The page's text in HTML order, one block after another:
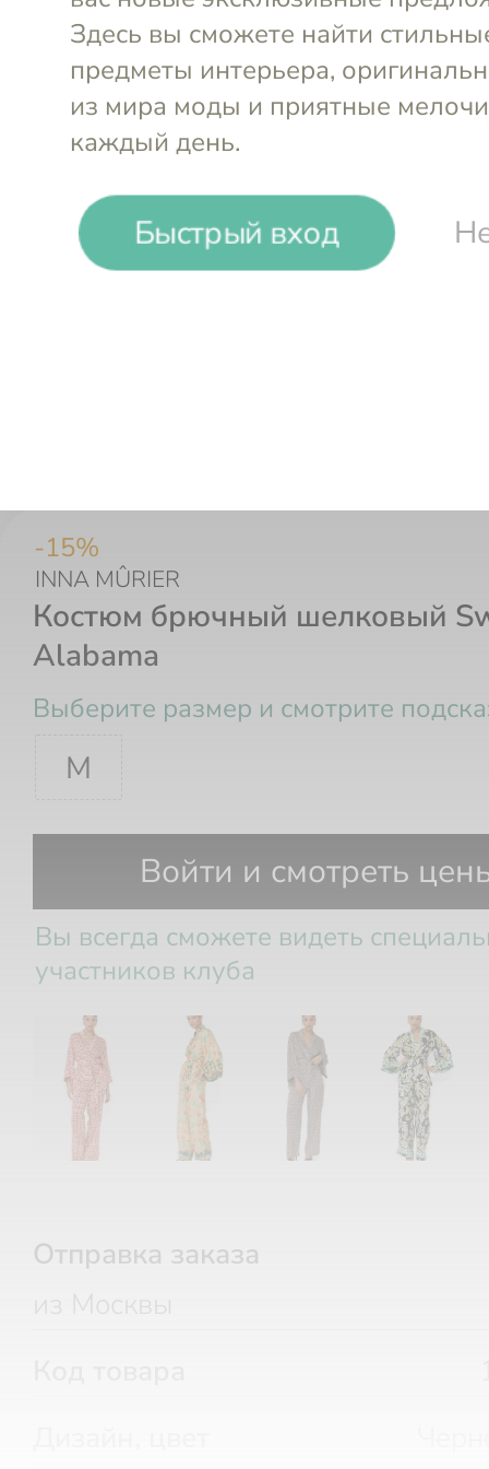
Быстрый вход
-15%
Костюм брючный шелковый
Alabama
INNA MÛRIER
Выберите размер и смотрите
M
Грудь Талия Бедра
Войти и смотреть
Вы всегда сможете видеть
участников клуба
Отправка заказа
из Москвы